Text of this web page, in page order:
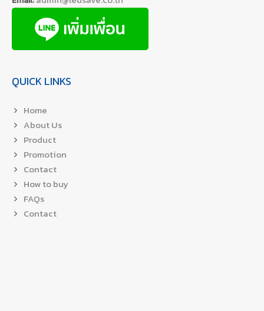
QUICK LINKS
Home
About Us
Product
Promotion
Contact
How to buy
FAQs
Contact